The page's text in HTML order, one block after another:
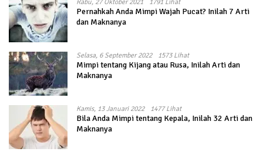
Rabu, 27 Oktober 2021 1791 Lihat
Pernahkah Anda Mimpi Wajah Pucat? Inilah 7 Arti
dan Maknanya
Selasa, 6 September 2022 1573 Lihat
Mimpi tentang Kijang atau Rusa, Inilah Arti dan
Maknanya
Kamis, 13 Januari 2022 1477 Lihat
Bila Anda Mimpi tentang Kepala, Inilah 32 Arti dan
Maknanya